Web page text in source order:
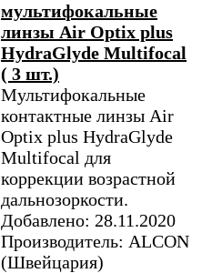
мультифокальные
линзы Air Optix plus
HydraGlyde Multifocal
( 3 шт.)
Мультифокальные
контактные линзы Air
Optix plus HydraGlyde
Multifocal для
коррекции возрастной
дальнозоркости.
Добавлено: 28.11.2020
Производитель: ALCON
(Швейцария)